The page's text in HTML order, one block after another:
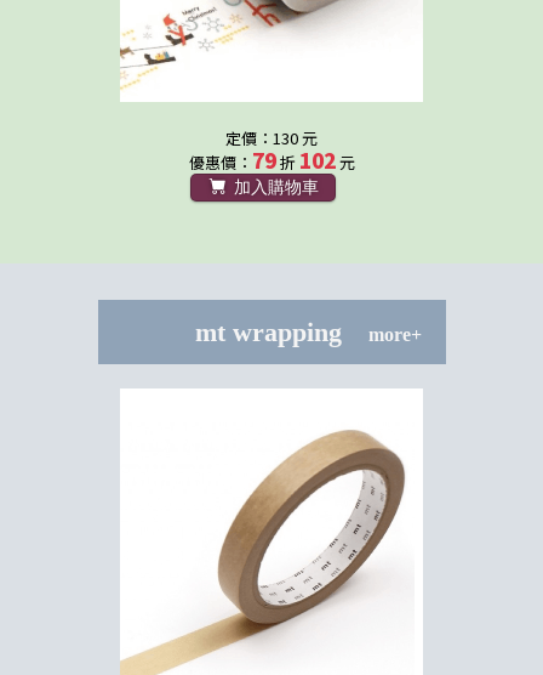
定價：130 元
優惠價： 79折 102元
加入購物車
mt wrapping more+